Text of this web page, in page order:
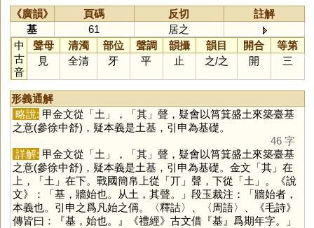
《廣韻》 頁碼 反切
註解
基
61
居之
中
古
音
聲母 清濁 部位 聲調 韻攝 韻目 開合
等第
見
全清 牙 平 止 之/之 開 三
形義通解
略說: 甲金文從「土」，「其」聲，疑會以筲箕盛土來築臺基
之意(參徐中舒)，疑本義是土基，引申為基礎。
46 字
詳解: 甲金文從「土」，「其」聲，疑會以筲箕盛土來築臺基
之意(參徐中舒)，疑本義是土基，引申為基礎。金文「其」在
上，「土」在下。戰國簡帛上從「丌」聲，下從「土」。《說
文》：「基，牆始也。从土，其聲。」段玉裁注：「牆始者，
本義也。引申之爲凡始之偁。〈釋詁〉、〈周語〉、《毛詩》
傳皆曰：『基，始也。』《禮經》古文借『基』爲期年字。」